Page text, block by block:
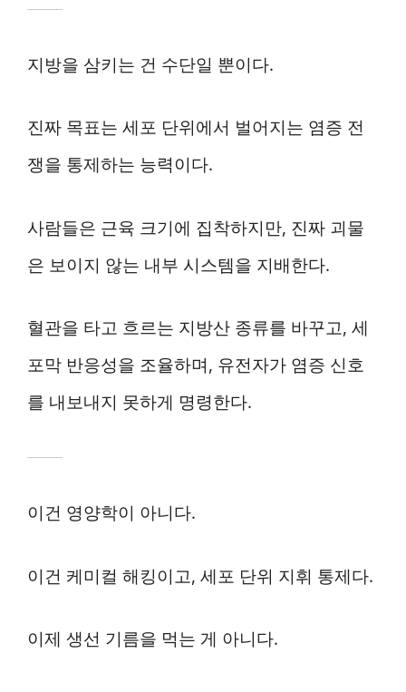
지방을 삼키는 건 수단일 뿐이다.
진짜 목표는 세포 단위에서 벌어지는 염증 전
쟁을 통제하는 능력이다.
사람들은 근육 크기에 집착하지만, 진짜 괴물
은 보이지 않는 내부 시스템을 지배한다.
혈관을 타고 흐르는 지방산 종류를 바꾸고, 세
포막 반응성을 조율하며, 유전자가 염증 신호
를 내보내지 못하게 명령한다.
이건 영양학이 아니다.
이건 케미컬 해킹이고, 세포 단위 지휘 통제다.
이제 생선 기름을 먹는 게 아니다.